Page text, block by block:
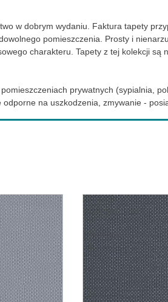
w dobrym wydaniu. Faktura tapety
pomieszczenia. Prosty i
charakteru. Tapety z tej kolekcji są
prywatnych (sypialnia,
na uszkodzenia, zmywanie -